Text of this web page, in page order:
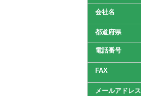
会社名
都道府県
電話番号
FAX
メールアドレス